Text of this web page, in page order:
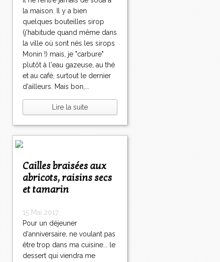
la maison. Il y a bien
quelques bouteilles sirop
(j'habitude quand même dans
la ville où sont nés les sirops
Monin !) mais, je "carbure"
plutôt à l'eau gazeuse, au thé
et au café, surtout le dernier
d'ailleurs. Mais bon,...
Lire la suite
Cailles braisées aux
abricots, raisins secs
et tamarin
15 Mai 2017
Pour un déjeuner
d'anniversaire, ne voulant pas
être trop dans ma cuisine... le
dessert qui viendra me